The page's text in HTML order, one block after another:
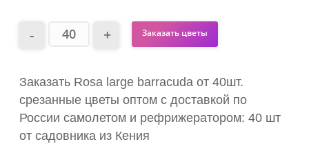
Заказать цветы
Заказать Rosa large barracuda от 40шт.
срезанные цветы оптом с доставкой по
России самолетом и рефрижератором: 40 шт
от садовника из Кения